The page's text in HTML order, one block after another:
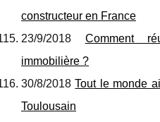
constructeur en France
23/9/2018 Comment
immobilière ?
30/8/2018Tout le monde
Toulousain